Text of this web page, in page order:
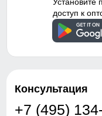
доступ к
Консультация
+7 (495)